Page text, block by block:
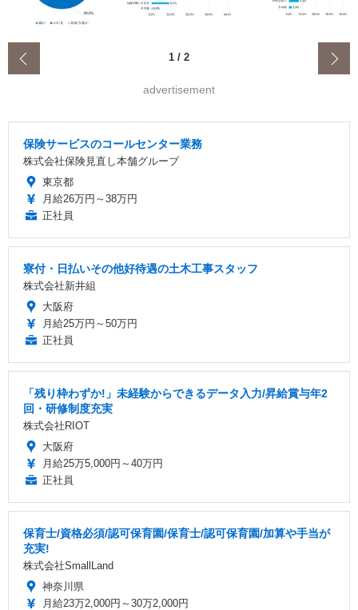
1 / 2
advertisement
保険サービスのコールセンター業務
株式会社保険見直し本舗グループ
東京都
月給26万円～38万円
正社員
寮付・日払いその他好待遇の土木工事スタッフ
株式会社新井組
大阪府
月給25万円～50万円
正社員
「残り枠わずか!」未経験からできるデータ入力/昇給賞与年2
回・研修制度充実
株式会社RIOT
大阪府
月給25万5,000円～40万円
正社員
保育士/資格必須/認可保育園/保育士/認可保育園/加算や手当が
充実!
株式会社SmallLand
神奈川県
月給23万2,000円～30万2,000円